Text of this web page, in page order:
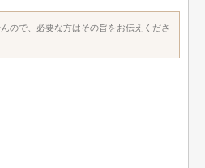
ので、必要な方はその旨をお伝えくださ